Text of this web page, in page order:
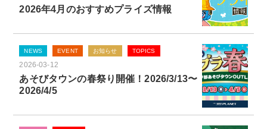
2026年4月のおすすめプライズ情報
NEWS EVENT お知らせ TOPICS
2026-03-12
あそびタウンの春祭り開催！2026/3/13〜
2026/4/5